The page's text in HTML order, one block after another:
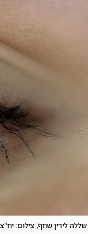
לירין שחף, צילום: יח"צ